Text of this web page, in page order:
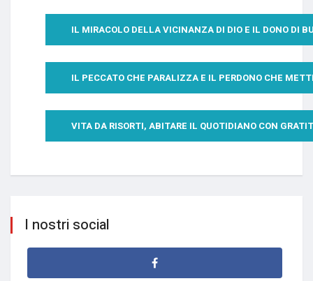
IL MIRACOLO DELLA VICINANZA DI DIO E IL DONO DI
IL PECCATO CHE PARALIZZA E IL PERDONO CHE
VITA DA RISORTI, ABITARE IL QUOTIDIANO CON
I nostri social